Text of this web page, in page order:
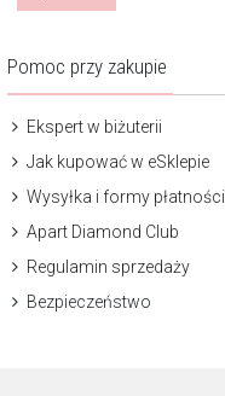
Pomoc przy zakupie
Ekspert w biżuterii
Jak kupować w eSklepie
Wysyłka i formy płatności
Apart Diamond Club
Regulamin sprzedaży
Bezpieczeństwo